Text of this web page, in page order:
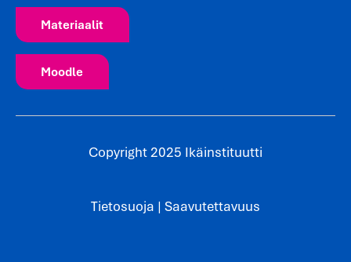
Materiaalit
Moodle
Copyright 2025 Ikäinstituutti
Tietosuoja | Saavutettavuus